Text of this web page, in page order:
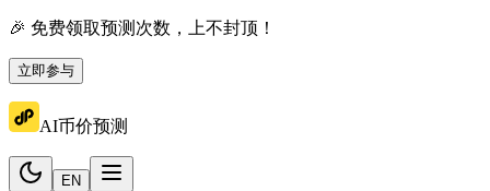
🎉 免费领取预测次数，上不封顶！
立即参与
AI币价预测
EN